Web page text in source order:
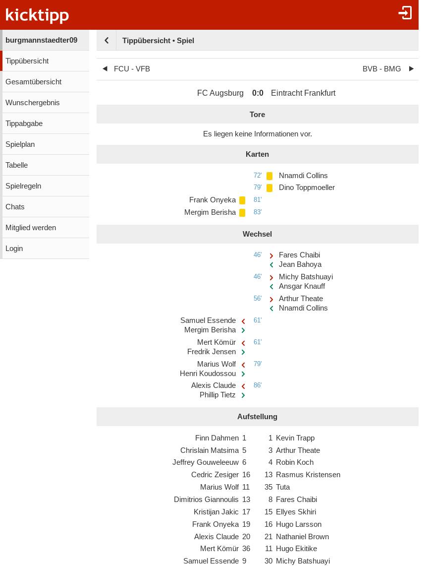
burgmannstaedter09
Tippübersicht
Gesamtübersicht
Wunschergebnis
Tippabgabe
Spielplan
Tabelle
Spielregeln
Chats
Mitglied werden
Login
Tippübersicht • Spiel
FCU - VFB BVB - BMG
FC Augsburg 0:0 Eintracht Frankfurt
Tore
Es liegen keine Informationen vor.
Karten
72' Nnamdi Collins
79'
Dino Toppmoeller
Frank Onyeka
81'
Mergim Berisha 83'
Wechsel
46'
Fares Chaibi
Jean Bahoya
46'
Michy Batshuayi
Ansgar Knauff
56'
Arthur Theate
Nnamdi Collins
Samuel Essende
Mergim Berisha
61'
Mert Kömür
Fredrik Jensen
61'
Marius Wolf
Henri Koudossou
79'
Alexis Claude
Phillip Tietz
86'
Aufstellung
Finn Dahmen 1 1
Kevin Trapp
Chrislain Matsima 5 3 Arthur Theate
Jeffrey Gouweleeuw 6 4 Robin Koch
Cedric Zesiger 16 13 Rasmus Kristensen
Marius Wolf 11 35 Tuta
Dimitrios Giannoulis 13 8 Fares Chaibi
Kristijan Jakic 17 15 Ellyes Skhiri
Frank Onyeka 19 16 Hugo Larsson
Alexis Claude 20 21 Nathaniel Brown
Mert Kömür 36 11 Hugo Ekitike
Samuel Essende 9 30 Michy Batshuayi